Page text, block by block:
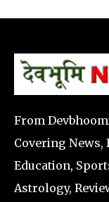
From
Covering News,
Education,
Astrology,